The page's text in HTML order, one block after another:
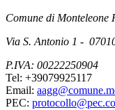
Comune di Monteleone
Via S. Antonio 1 -
P.IVA: 00222250904
Tel: +39079925117
Email:
PEC: